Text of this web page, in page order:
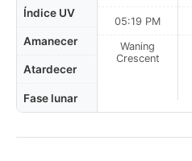
Índice UV
Amanecer
Atardecer
Fase lunar
05:19 PM
Waning
Crescent